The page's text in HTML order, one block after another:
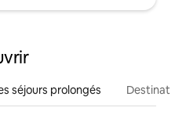
séjours prolongés